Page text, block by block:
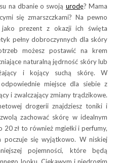
na dbanie o swoją urodę? Mama
się zmarszczkami? Na pewno
prezent z okazji ich święta
pełny dobroczynnych dla skóry
możesz postawić na krem
naturalną jędrność skóry lub
i kojący suchą skórę. W
miejsce dla siebie z
i zwalczający zmiany trądzikowe.
drogerii znajdziesz toniki i
zachować skórę w idealnym
zł to również mgiełki i perfumy,
się wyjątkowo. W niskiej
pojemności, które będą